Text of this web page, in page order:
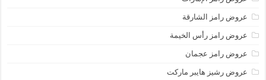
عروض رامز الشارقة
عروض رامز رأس الخيمة
عروض رامز عجمان
عروض رشيز هايبر ماركت